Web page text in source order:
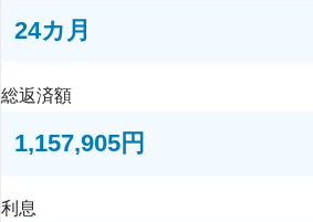
総返済額
利息